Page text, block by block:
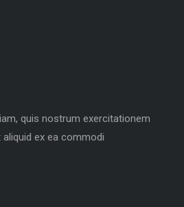
quis nostrum exercitationem
ex ea commodi